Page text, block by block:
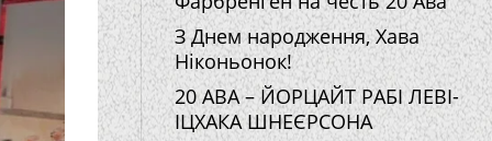
З Днем народження, Хава
Ніконьонок!
20 АВА – ЙОРЦАЙТ РАБІ ЛЕВІ-
ІЦХАКА ШНЕЄРСОНА